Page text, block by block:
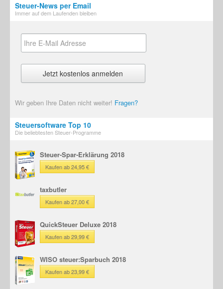
Steuer-News per Email
Immer auf dem Laufenden bleiben
Wir geben Ihre Daten nicht weiter! Fragen?
Steuersoftware Top 10
Die beliebtesten Steuer-Programme
Steuer-Spar-Erklärung 2018
Kaufen ab 24,95 €
taxbutler
Kaufen ab 27,00 €
QuickSteuer Deluxe 2018
Kaufen ab 29,99 €
WISO steuer:Sparbuch 2018
Kaufen ab 23,99 €